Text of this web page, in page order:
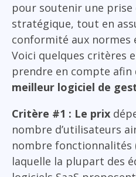
pour soutenir une prise
stratégique, tout en
conformité aux normes
Voici quelques critères
prendre en compte afin
meilleur logiciel de
Critère #1 : Le prix
nombre d’utilisateurs
nombre fonctionnalités
laquelle la plupart des